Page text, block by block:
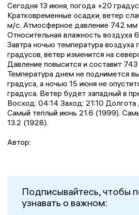
Сегодня 13 июня, погода +20
Кратковременные осадки, ветер
м/с. Атмосферное давление 742 мм
Относительная влажность воздуха
Завтра ночью температура воздуха
градусов, ветер изменится на
Давление повысится и составит 743
Температура днем не поднимется
градусa, a ночью 15 июня не
градусa. Ветер будет западный в
Восход: 04:14 Заход: 21:10 Долгота
Самый теплый июнь 21.6 (1999).
13.2 (1928).
Автор:
Подписывайтесь, чтобы
узнавать о важном: